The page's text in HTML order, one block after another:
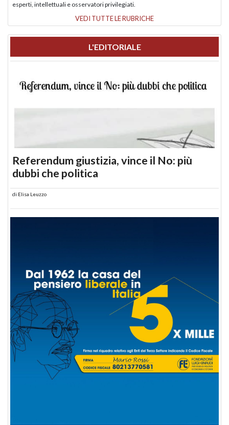
esperti, intellettuali e osservatori privilegiati.
VEDI TUTTE LE RUBRICHE
L'EDITORIALE
Referendum giustizia, vince il No: più
dubbi che politica
di Elisa Leuzzo